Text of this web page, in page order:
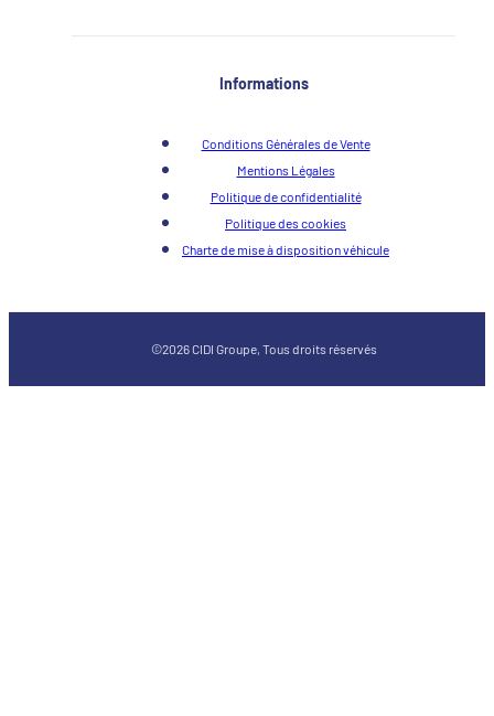
Informations
Conditions Générales de Vente
Mentions Légales
Politique de confidentialité
Politique des cookies
Charte de mise à disposition véhicule
©2026 CIDI Groupe, Tous droits réservés